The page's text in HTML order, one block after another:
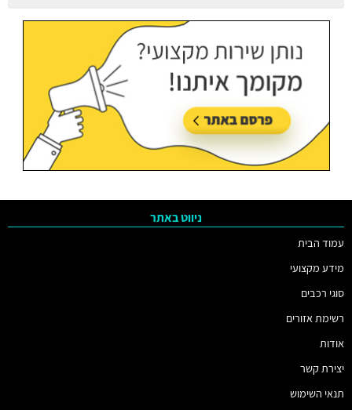
ניווט באתר
עמוד הבית
מידע מקצועי
סוגי רכבים
רשימת אזורים
אודות
יצירת קשר
תנאי השימוש